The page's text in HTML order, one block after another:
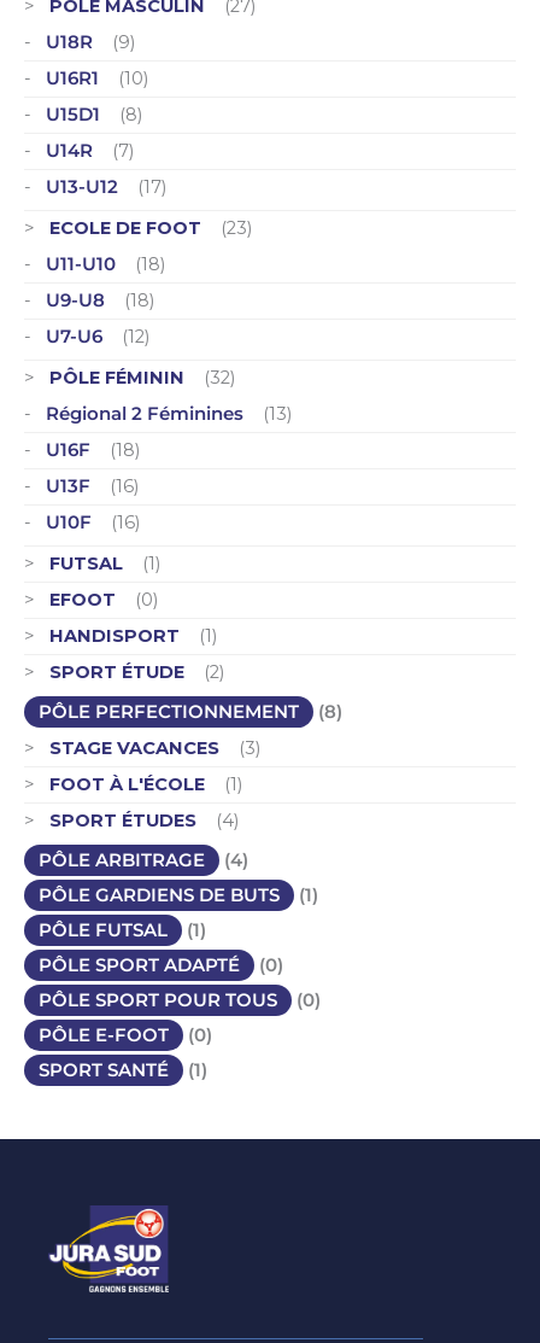
PÔLE MASCULIN
(27)
U18R
(9)
U16R1
(10)
U15D1
(8)
U14R
(7)
U13-U12
(17)
ECOLE DE FOOT
(23)
U11-U10
(18)
U9-U8
(18)
U7-U6
(12)
PÔLE FÉMININ
(32)
Régional 2 Féminines
(13)
U16F
(18)
U13F
(16)
U10F
(16)
FUTSAL
(1)
EFOOT
(0)
HANDISPORT
(1)
SPORT ÉTUDE
(2)
PÔLE PERFECTIONNEMENT
(8)
STAGE VACANCES
(3)
FOOT À L'ÉCOLE
(1)
SPORT ÉTUDES
(4)
PÔLE ARBITRAGE
(4)
PÔLE GARDIENS DE BUTS
(1)
PÔLE FUTSAL
(1)
PÔLE SPORT ADAPTÉ
(0)
PÔLE SPORT POUR TOUS
(0)
PÔLE E-FOOT
(0)
SPORT SANTÉ
(1)